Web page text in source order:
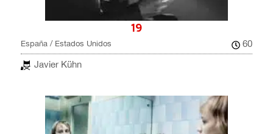
19
España / Estados Unidos
60
Javier Kühn